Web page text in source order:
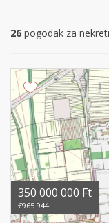
26 pogodak za
350 000 000 Ft
€965 944